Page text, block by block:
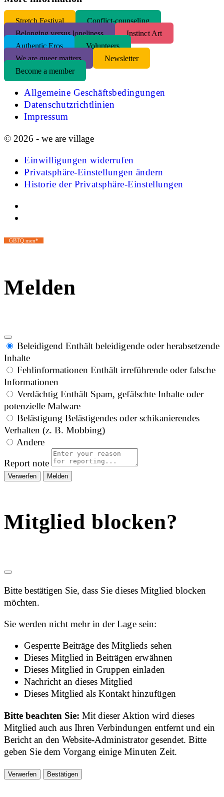
Stretch Festival
Conflict-counseling
Belonging versus loneliness
Instinct Art
Authentic Eros
Volunteers
We are queer matters
Newsletter
Become a member
Allgemeine Geschäftsbedingungen
Datenschutzrichtlinien
Impressum
© 2026 - we are village
Einwilligungen widerrufen
Privatsphäre-Einstellungen ändern
Historie der Privatsphäre-Einstellungen
GBTQ men*
Melden
Beleidigend Enthält beleidigende oder herabsetzende
Inhalte
Fehlinformationen Enthält irreführende oder falsche
Informationen
Verdächtig Enthält Spam, gefälschte Inhalte oder
potenzielle Malware
Belästigung Belästigendes oder schikanierendes
Verhalten (z. B. Mobbing)
Andere
Report note
Melden
Mitglied blocken?
Bitte bestätigen Sie, dass Sie dieses Mitglied blocken
möchten.
Sie werden nicht mehr in der Lage sein:
Gesperrte Beiträge des Mitglieds sehen
Dieses Mitglied in Beiträgen erwähnen
Dieses Mitglied in Gruppen einladen
Nachricht an dieses Mitglied
Dieses Mitglied als Kontakt hinzufügen
Bitte beachten Sie:Mit dieser Aktion wird dieses
Mitglied auch aus Ihren Verbindungen entfernt und ein
Bericht an den Website-Administrator gesendet. Bitte
geben Sie dem Vorgang einige Minuten Zeit.
Bestätigen